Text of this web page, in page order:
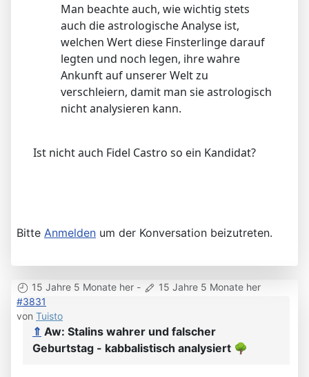
Man beachte auch, wie wichtig stets
auch die astrologische Analyse ist,
welchen Wert diese Finsterlinge darauf
legten und noch legen, ihre wahre
Ankunft auf unserer Welt zu
verschleiern, damit man sie astrologisch
nicht analysieren kann.
Ist nicht auch Fidel Castro so ein Kandidat?
Bitte Anmelden um der Konversation beizutreten.
15 Jahre 5 Monate her -
15 Jahre 5 Monate her
#3831
von Tuisto
⇑ Aw: Stalins wahrer und falscher
Geburtstag - kabbalistisch analysiert 🌳